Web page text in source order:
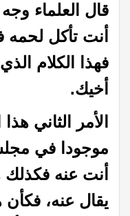
قال العلماء
أنت تأكل
فهذا الكلام
أخيك.
الأمر الثاني
موجودا في
أنت عنه فكذلك
يقال عنه، فكأن